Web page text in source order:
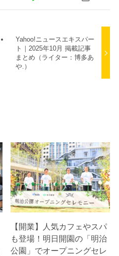
Yahoo!ニュースエキスパー
ト｜2025年10月 掲載記事
まとめ（ライター：博多あ
や.）
【開業】人気カフェやスパ
も登場！明日開園の「明治
公園」でオープニングセレ